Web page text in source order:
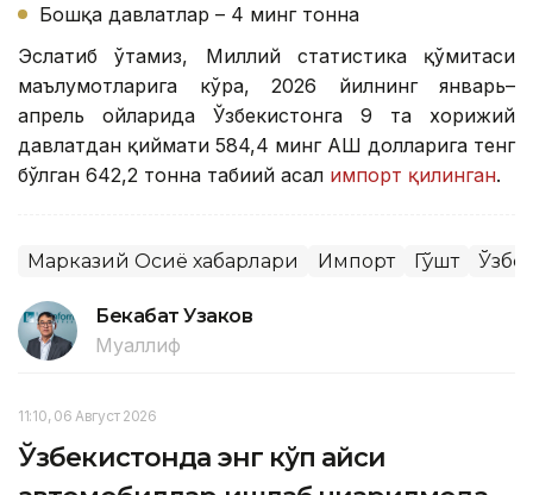
Бошқа давлатлар – 4 минг тонна
Эслатиб ўтамиз, Миллий статистика қўмитаси
маълумотларига кўра, 2026 йилнинг январь–
апрель ойларида Ўзбекистонга 9 та хорижий
давлатдан қиймати 584,4 минг АҚШ долларига тенг
бўлган 642,2 тонна табиий асал импорт қилинган.
Марказий Осиё хабарлари Импорт Гўшт
Бекабат Узаков
Муаллиф
11:10, 06 Август 2026
Ўзбекистонда энг кўп қайси